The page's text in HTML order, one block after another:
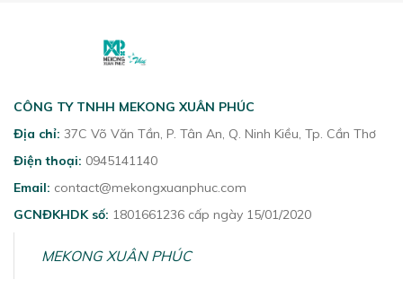
CÔNG TY TNHH MEKONG XUÂN PHÚC
Địa chỉ: 37C Võ Văn Tần, P. Tân An, Q. Ninh Kiều, Tp. Cần Thơ
Điện thoại: 0945141140
Email: contact@mekongxuanphuc.com
GCNĐKHDK số: 1801661236 cấp ngày 15/01/2020
MEKONG XUÂN PHÚC